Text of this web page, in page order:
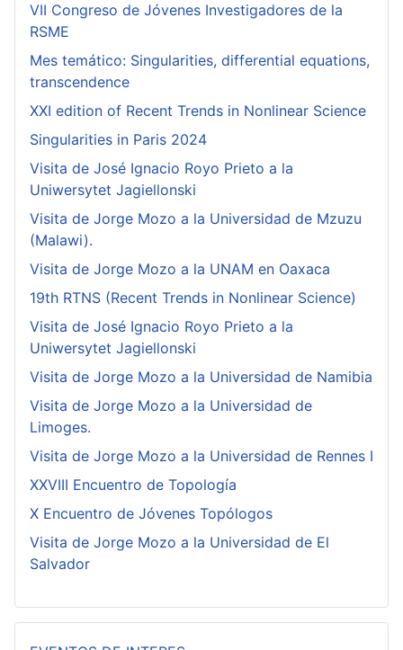
VII Congreso de Jóvenes Investigadores de la
RSME
Mes temático: Singularities, differential equations,
transcendence
XXI edition of Recent Trends in Nonlinear Science
Singularities in Paris 2024
Visita de José Ignacio Royo Prieto a la
Uniwersytet Jagiellonski
Visita de Jorge Mozo a la Universidad de Mzuzu
(Malawi).
Visita de Jorge Mozo a la UNAM en Oaxaca
19th RTNS (Recent Trends in Nonlinear Science)
Visita de José Ignacio Royo Prieto a la
Uniwersytet Jagiellonski
Visita de Jorge Mozo a la Universidad de Namibia
Visita de Jorge Mozo a la Universidad de
Limoges.
Visita de Jorge Mozo a la Universidad de Rennes I
XXVIII Encuentro de Topología
X Encuentro de Jóvenes Topólogos
Visita de Jorge Mozo a la Universidad de El
Salvador